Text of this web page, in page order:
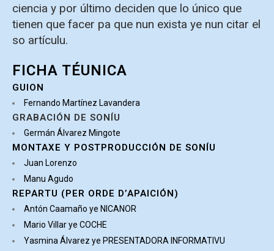
ciencia y por último deciden que lo único que
tienen que facer pa que nun exista ye nun citar el
so artículu.
FICHA TÉUNICA
GUION
Fernando Martínez Lavandera
GRABACIÓN DE SONÍU
Germán Álvarez Mingote
MONTAXE Y POSTPRODUCCIÓN DE SONÍU
Juan Lorenzo
Manu Agudo
REPARTU (PER ORDE D’APAICIÓN)
Antón Caamaño ye NICANOR
Mario Villar ye COCHE
Yasmina Álvarez ye PRESENTADORA INFORMATIVU